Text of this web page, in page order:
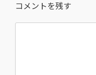
コメントを残す